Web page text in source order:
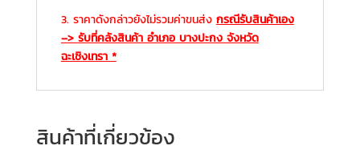
3. ราคาดังกล่าวยังไม่รวมค่าขนส่งกรณีรับสินค้าเอง
–>รับที่คลังสินค้า อำเภอ บางปะกง จังหวัด
ฉะเชิงเทรา *
สินค้าที่เกี่ยวข้อง